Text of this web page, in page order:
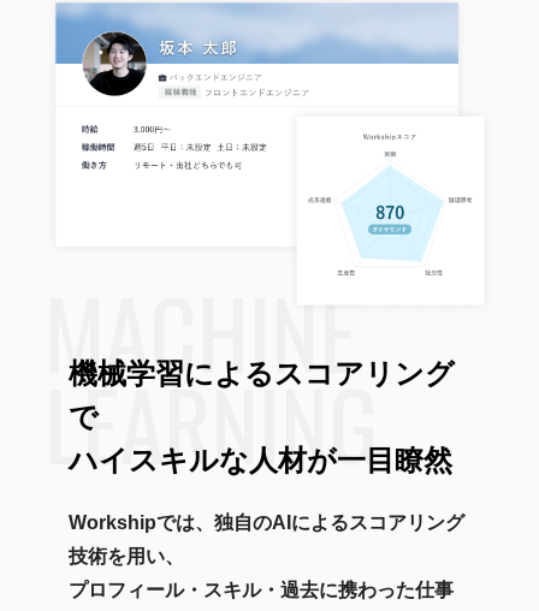
MACHINE
LEARNING
機械学習によるスコアリング
で
ハイスキルな人材が一目瞭然
Workshipでは、独自のAIによるスコアリング
技術を用い、
プロフィール・スキル・過去に携わった仕事